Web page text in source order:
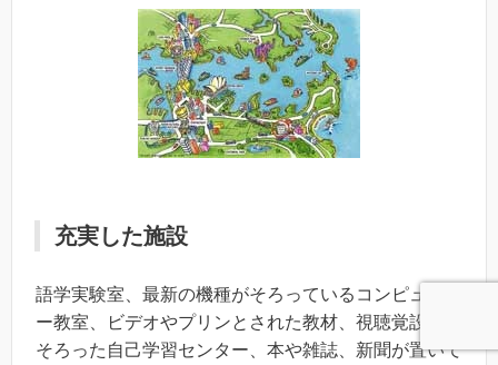
充実した施設
語学実験室、最新の機種がそろっているコンピュータ
ー教室、ビデオやプリンとされた教材、視聴覚設備の
そろった自己学習センター、本や雑誌、新聞が置いて